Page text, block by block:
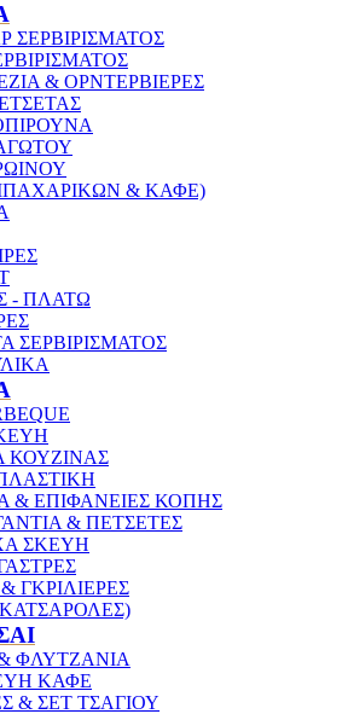
ΣΕΡΒΙΡΙΣΜΑΤΟΣ
& ΟΡΝΤΕΡΒΙΕΡΕΣ
& ΚΑΦΕ)
- ΠΛΑΤΩ
ΣΕΡΒΙΡΙΣΜΑΤΟΣ
ΚΟΥΖΙΝΑΣ
& ΕΠΙΦΑΝΕΙΕΣ ΚΟΠΗΣ
& ΠΕΤΣΕΤΕΣ
ΣΚΕΥΗ
ΓΚΡΙΛΙΕΡΕΣ
ΦΛΥΤΖΑΝΙΑ
ΚΑΦΕ
& ΣΕΤ ΤΣΑΓΙΟΥ